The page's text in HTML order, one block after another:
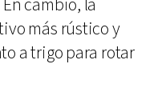
cambio, la
más rústico y
a trigo para rotar